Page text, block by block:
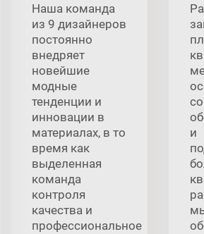
Наша команда
из 9 дизайнеров
постоянно
внедряет
новейшие
модные
тенденции и
инновации в
материалах, в то
время как
выделенная
команда
контроля
качества и
профессиональное
и